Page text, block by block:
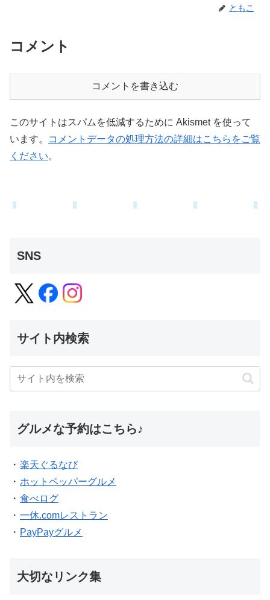
ともこ
コメント
コメントを書き込む
このサイトはスパムを低減するために Akismet を使って
います。
コメントデータの処理方法の詳細はこちらをご覧
ください。
SNS
サイト内検索
グルメな予約はこちら♪
・ 楽天ぐるなび
・ ホットペッパーグルメ
・ 食べログ
・ 一休.comレストラン
・ PayPayグルメ
大切なリンク集